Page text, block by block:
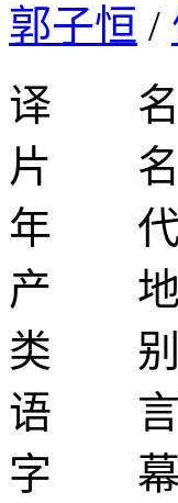
郭子恒 /
译 名
片 名
年
产
类 别
语 言
字 幕